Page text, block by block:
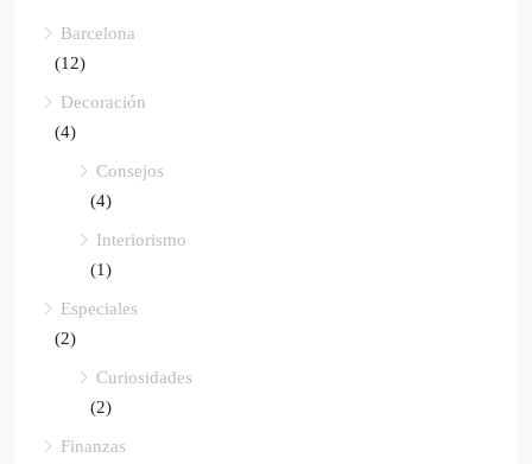
Barcelona
(12)
Decoración
(4)
Consejos
(4)
Interiorismo
(1)
Especiales
(2)
Curiosidades
(2)
Finanzas